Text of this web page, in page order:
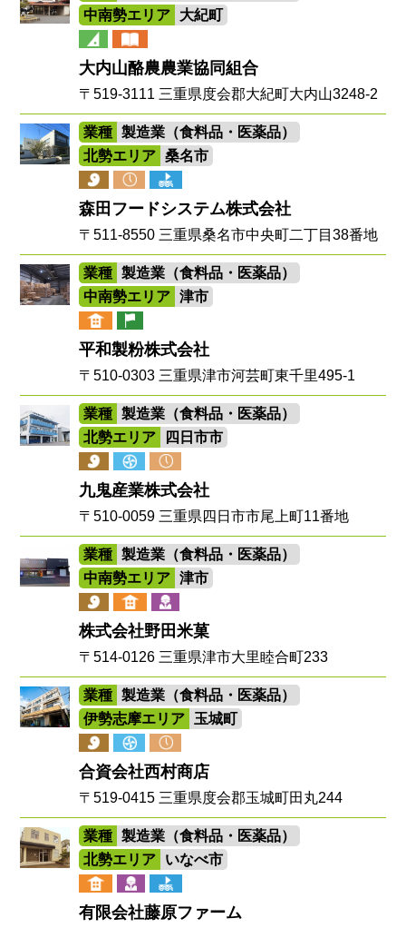
中南勢エリア
大紀町
大内山酪農農業協同組合
〒519-3111 三重県度会郡大紀町大内山3248-2
業種
製造業（食料品・医薬品）
北勢エリア
桑名市
森田フードシステム株式会社
〒511-8550 三重県桑名市中央町二丁目38番地
業種
製造業（食料品・医薬品）
中南勢エリア
津市
平和製粉株式会社
〒510-0303 三重県津市河芸町東千里495-1
業種
製造業（食料品・医薬品）
北勢エリア
四日市市
九鬼産業株式会社
〒510-0059 三重県四日市市尾上町11番地
業種
製造業（食料品・医薬品）
中南勢エリア
津市
株式会社野田米菓
〒514-0126 三重県津市大里睦合町233
業種
製造業（食料品・医薬品）
伊勢志摩エリア
玉城町
合資会社西村商店
〒519-0415 三重県度会郡玉城町田丸244
業種
製造業（食料品・医薬品）
北勢エリア
いなべ市
有限会社藤原ファーム